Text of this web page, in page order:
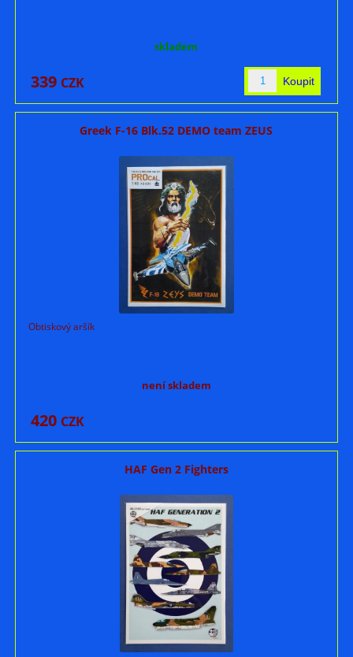
skladem
339 CZK
Greek F-16 Blk.52 DEMO team ZEUS
Obtiskový aršík
není skladem
420 CZK
HAF Gen 2 Fighters